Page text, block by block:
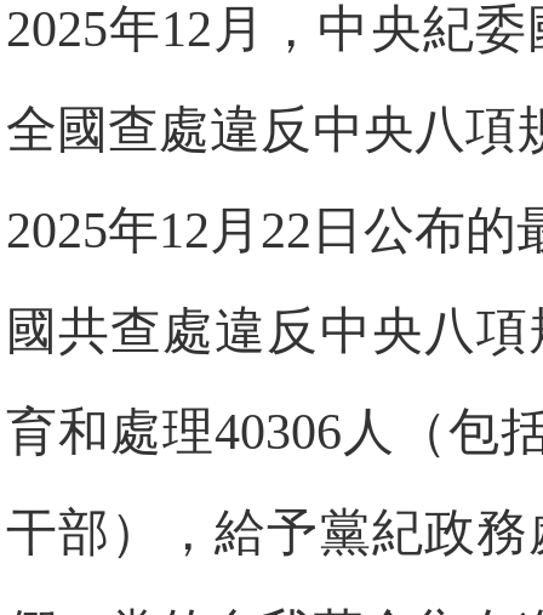
2025年12月，中央紀
全國查處違反中央八項
2025年12月22日公布
國共查處違反中央八
育和處理40306人（包
干部），給予黨紀政